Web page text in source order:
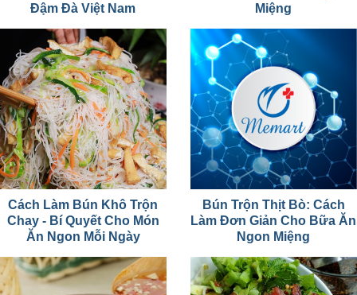
Đậm Đà Việt Nam
Miệng
Cách Làm Bún Khô Trộn
Chay - Bí Quyết Cho Món
Ăn Ngon Mỗi Ngày
Bún Trộn Thịt Bò: Cách
Làm Đơn Giản Cho Bữa Ăn
Ngon Miệng